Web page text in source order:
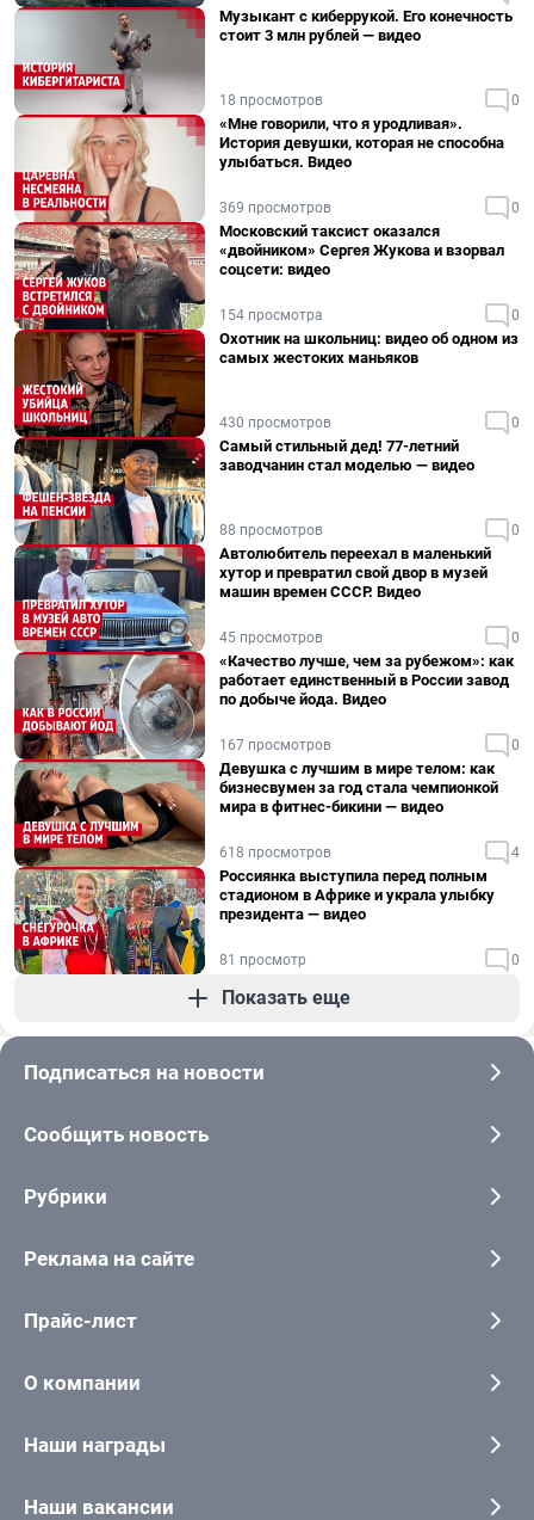
Музыкант с киберрукой. Его конечность
стоит 3 млн рублей — видео
18 просмотров 0
«Мне говорили, что я уродливая».
История девушки, которая не способна
улыбаться. Видео
369 просмотров 0
Московский таксист оказался
«двойником» Сергея Жукова и взорвал
соцсети: видео
154 просмотра 0
Охотник на школьниц: видео об одном из
самых жестоких маньяков
430 просмотров 0
Самый стильный дед! 77-летний
заводчанин стал моделью — видео
88 просмотров 0
Автолюбитель переехал в маленький
хутор и превратил свой двор в музей
машин времен СССР. Видео
45 просмотров 0
«Качество лучше, чем за рубежом»: как
работает единственный в России завод
по добыче йода. Видео
167 просмотров 0
Девушка с лучшим в мире телом: как
бизнесвумен за год стала чемпионкой
мира в фитнес-бикини — видео
618 просмотров 4
Россиянка выступила перед полным
стадионом в Африке и украла улыбку
президента — видео
81 просмотр 0
Показать еще
Подписаться на новости
Сообщить новость
Рубрики
Реклама на сайте
Прайс-лист
О компании
Наши награды
Наши вакансии